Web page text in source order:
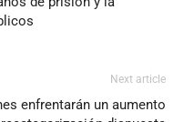
Next article
enfrentarán un aumento